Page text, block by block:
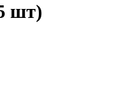
шт)